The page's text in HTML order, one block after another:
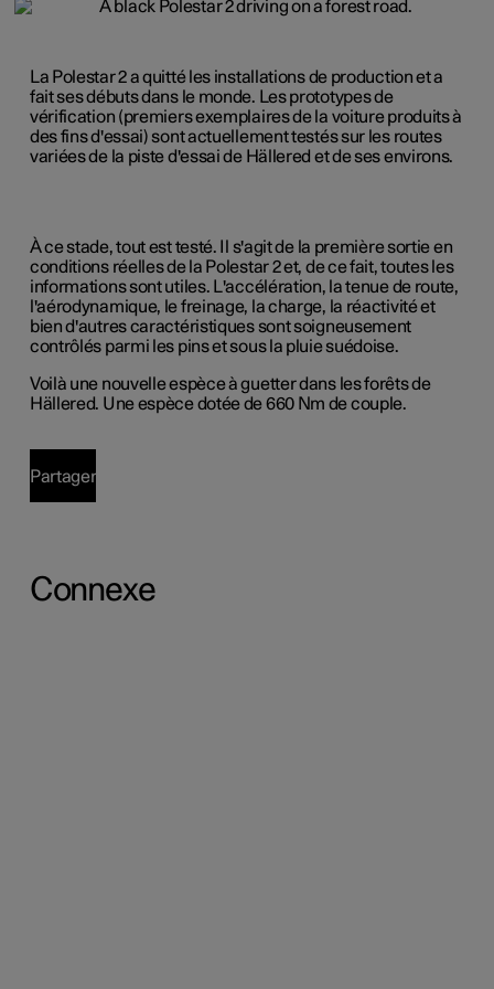
La Polestar 2 a quitté les installations de production et a
fait ses débuts dans le monde. Les prototypes de
vérification (premiers exemplaires de la voiture produits à
des fins d'essai) sont actuellement testés sur les routes
variées de la piste d'essai de Hällered et de ses environs.
À ce stade, tout est testé. Il s'agit de la première sortie en
conditions réelles de la Polestar 2 et, de ce fait, toutes les
informations sont utiles. L'accélération, la tenue de route,
l'aérodynamique, le freinage, la charge, la réactivité et
bien d'autres caractéristiques sont soigneusement
contrôlés parmi les pins et sous la pluie suédoise.
Voilà une nouvelle espèce à guetter dans les forêts de
Hällered. Une espèce dotée de 660 Nm de couple.
Partager
Connexe